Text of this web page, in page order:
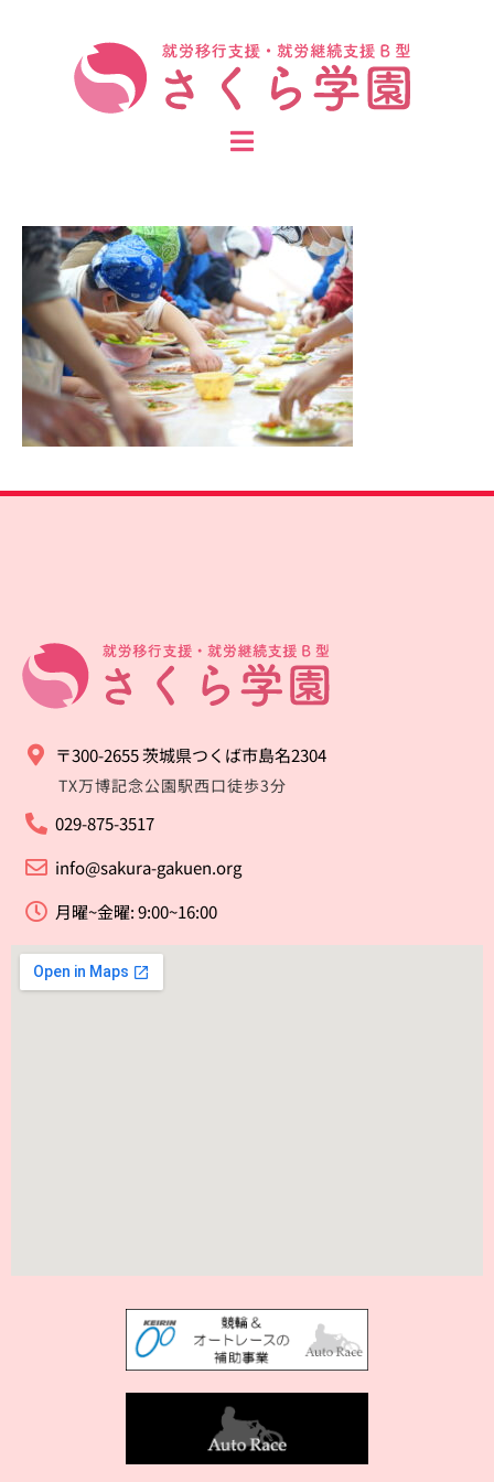
〒300-2655 茨城県つくば市島名2304
TX万博記念公園駅西口徒歩3分
029-875-3517
info@sakura-gakuen.org
月曜~金曜: 9:00~16:00